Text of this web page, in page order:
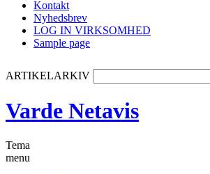
Kontakt
Nyhedsbrev
LOG IN VIRKSOMHED
Sample page
ARTIKELARKIV
Varde Netavis
Tema
menu